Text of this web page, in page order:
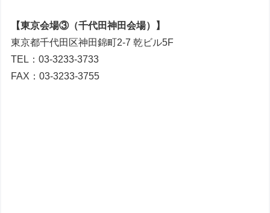
【東京会場③（千代田神田会場）】
東京都千代田区神田錦町2-7 乾ビル5F
TEL：03-3233-3733
FAX：03-3233-3755